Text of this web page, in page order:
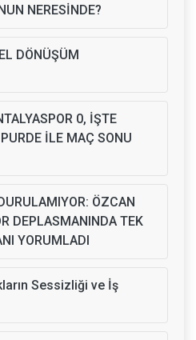
NERESİNDE?
DÖNÜŞÜM
0, İŞTE
İLE MAÇ SONU
ÖZCAN
DEPLASMANINDA TEK
YORUMLADI
Sessizliği ve İş